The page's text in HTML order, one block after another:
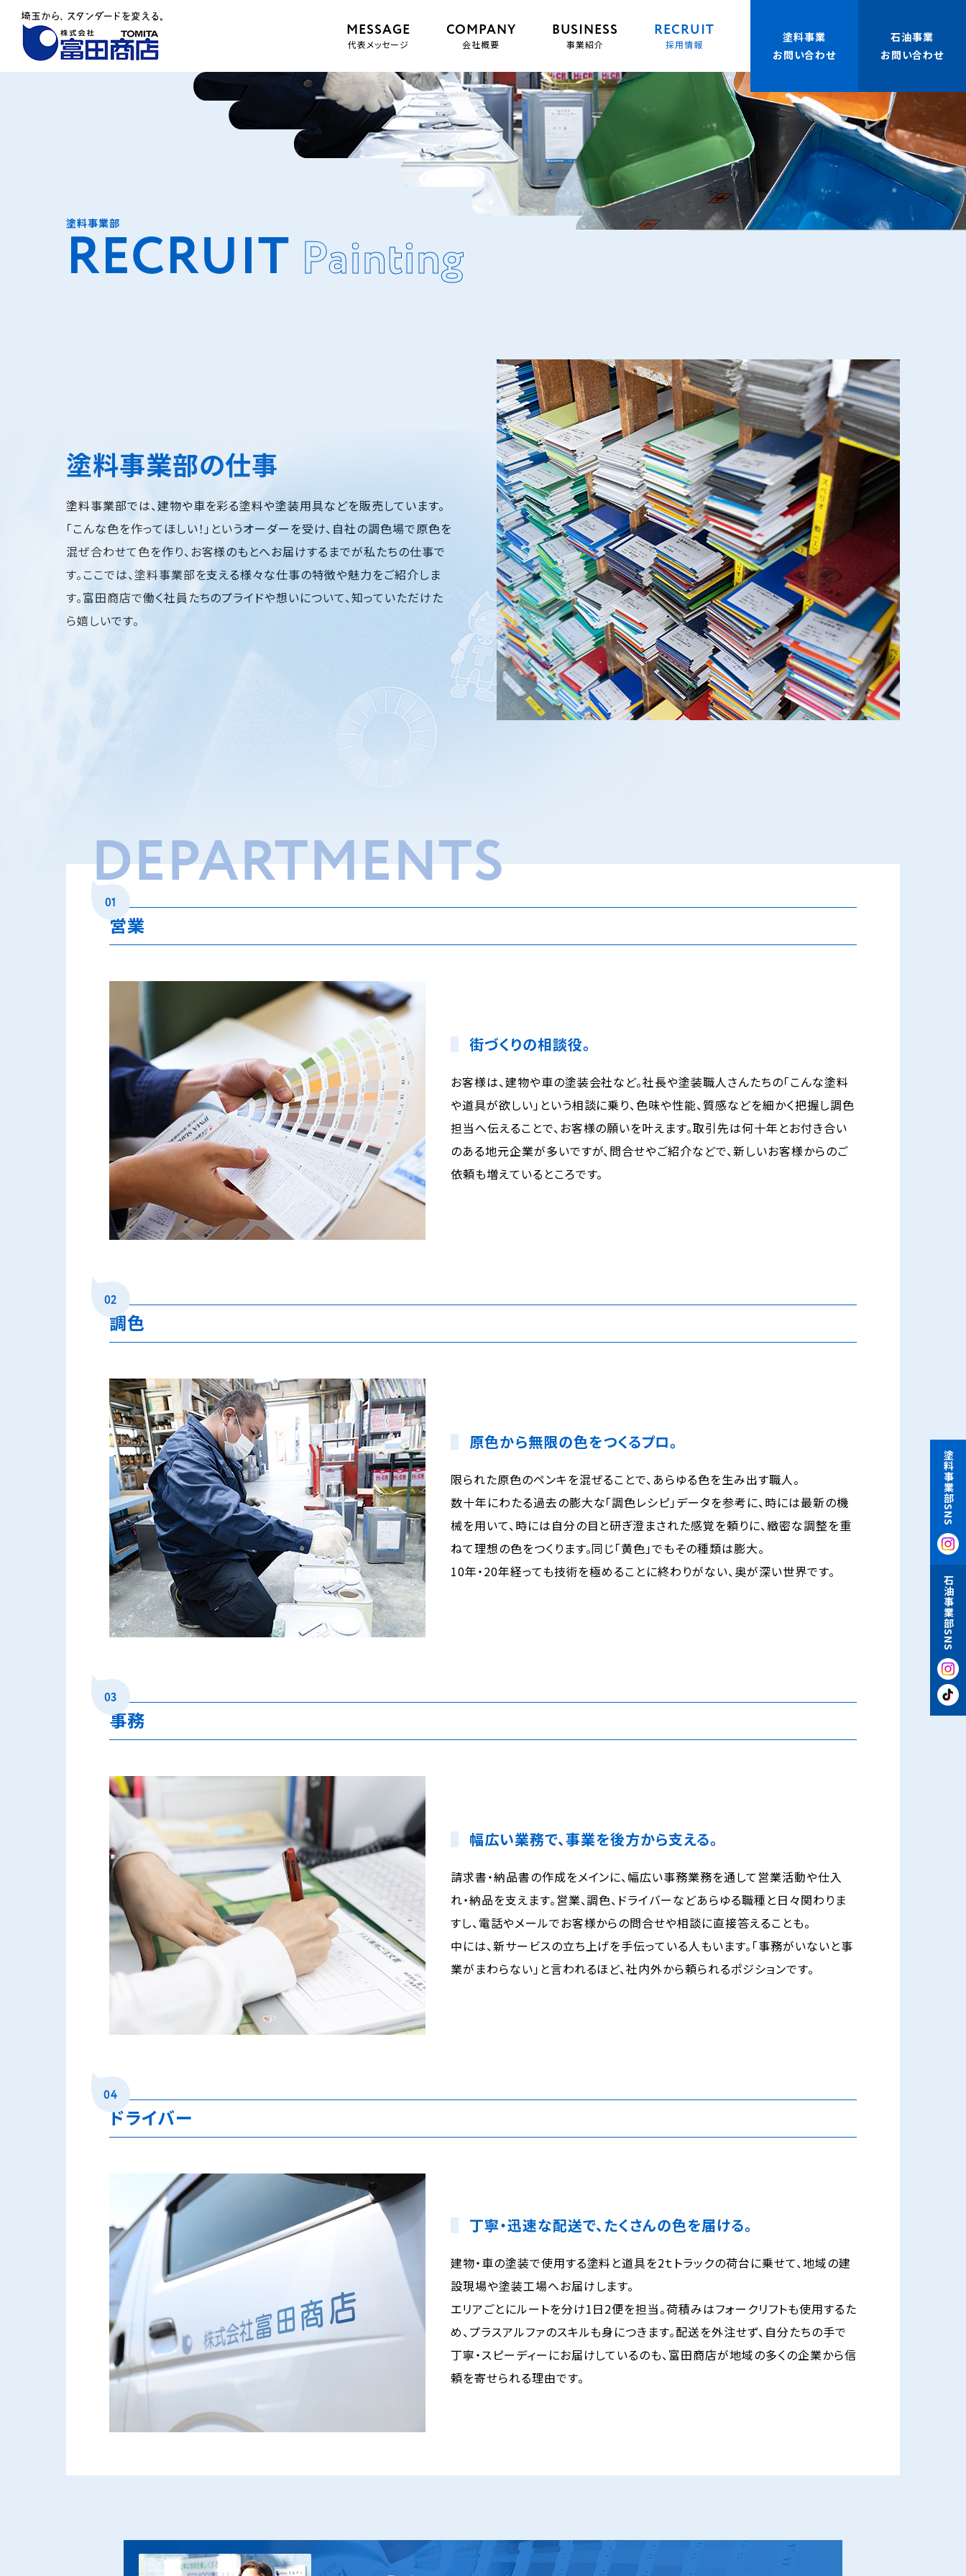
MESSAGE
代表メッセージ
COMPANY
会社概要
BUSINESS
事業紹介
RECRUIT
採用情報
塗料事業
お問い合わせ
石油事業
お問い合わせ
塗料事業部
RECRUIT Painting
塗料事業部SNS
石油事業部SNS
塗料事業部の仕事
塗料事業部では、建物や車を彩る塗料や塗装用具などを販売しています。
「こんな色を作ってほしい！」というオーダーを受け、自社の調色場で原色を
混ぜ合わせて色を作り、お客様のもとへお届けするまでが私たちの仕事で
す。ここでは、塗料事業部を支える様々な仕事の特徴や魅力をご紹介しま
す。富田商店で働く社員たちのプライドや想いについて、知っていただけた
ら嬉しいです。
DEPARTMENTS
01
営業
街づくりの相談役。
お客様は、建物や車の塗装会社など。社長や塗装職人さんたちの「こんな塗料
や道具が欲しい」という相談に乗り、色味や性能、質感などを細かく把握し調色
担当へ伝えることで、お客様の願いを叶えます。取引先は何十年とお付き合い
のある地元企業が多いですが、問合せやご紹介などで、新しいお客様からのご
依頼も増えているところです。
02
調色
原色から無限の色をつくるプロ。
限られた原色のペンキを混ぜることで、あらゆる色を生み出す職人。
数十年にわたる過去の膨大な「調色レシピ」データを参考に、時には最新の機
械を用いて、時には自分の目と研ぎ澄まされた感覚を頼りに、緻密な調整を重
ねて理想の色をつくります。同じ「黄色」でもその種類は膨大。
10年・20年経っても技術を極めることに終わりがない、奥が深い世界です。
03
事務
幅広い業務で、事業を後方から支える。
請求書・納品書の作成をメインに、幅広い事務業務を通して営業活動や仕入
れ・納品を支えます。営業、調色、ドライバーなどあらゆる職種と日々関わりま
すし、電話やメールでお客様からの問合せや相談に直接答えることも。
中には、新サービスの立ち上げを手伝っている人もいます。「事務がいないと事
業がまわらない」と言われるほど、社内外から頼られるポジションです。
04
ドライバー
丁寧・迅速な配送で、たくさんの色を届ける。
建物・車の塗装で使用する塗料と道具を2ｔトラックの荷台に乗せて、地域の建
設現場や塗装工場へお届けします。
エリアごとにルートを分け1日2便を担当。荷積みはフォークリフトも使用するた
め、プラスアルファのスキルも身につきます。配送を外注せず、自分たちの手で
丁寧・スピーディーにお届けしているのも、富田商店が地域の多くの企業から信
頼を寄せられる理由です。